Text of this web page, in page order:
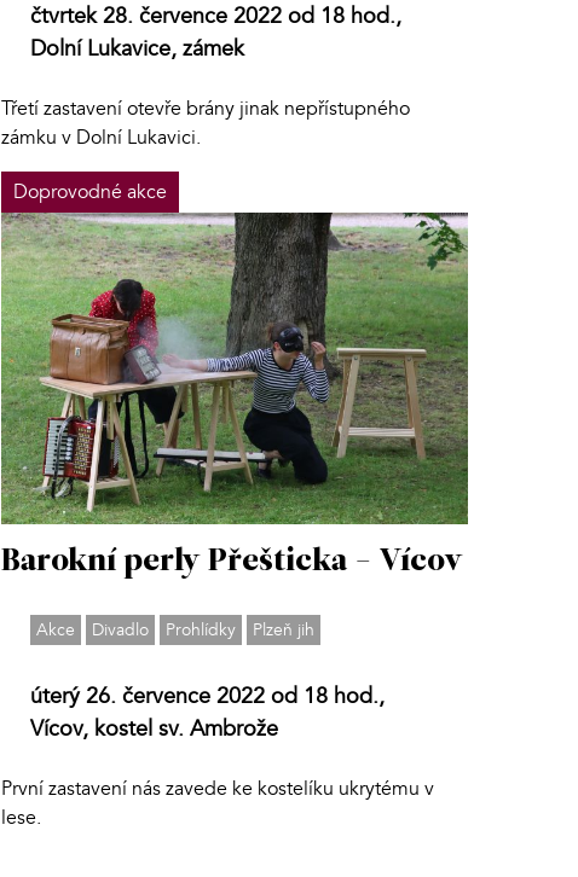
čtvrtek 28. července 2022 od 18 hod.,
Dolní Lukavice, zámek
Třetí zastavení otevře brány jinak nepřístupného
zámku v Dolní Lukavici.
Doprovodné akce
Barokní perly Přešticka - Vícov
Akce Divadlo Prohlídky Plzeň jih
úterý 26. července 2022 od 18 hod.,
Vícov, kostel sv. Ambrože
První zastavení nás zavede ke kostelíku ukrytému v
lese.